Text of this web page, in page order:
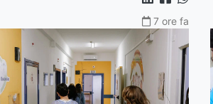
7 ore fa